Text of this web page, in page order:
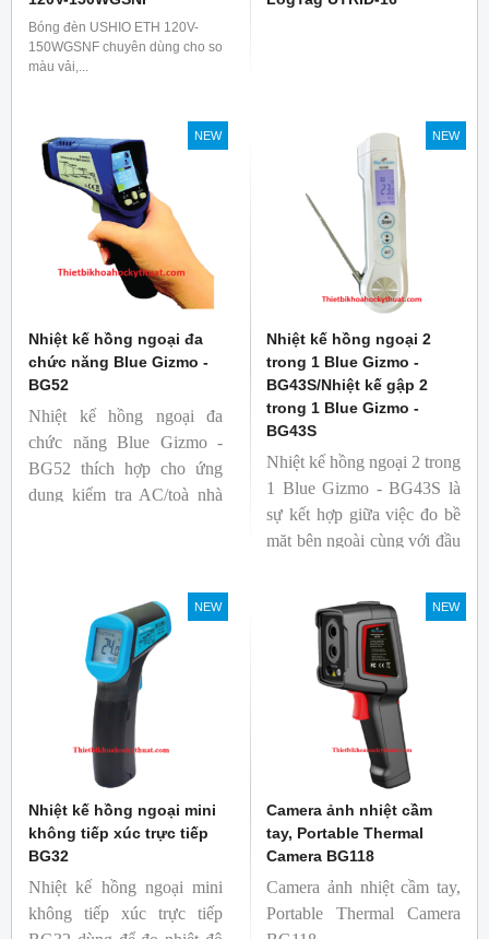
Bóng đèn USHIO ETH 120V-
150WGSNF chuyên dùng cho so
màu vải,...
NEW
Nhiệt kế hồng ngoại đa
chức năng Blue Gizmo -
BG52
Nhiệt kế hồng ngoại đa
chức năng Blue Gizmo -
BG52 thích hợp cho ứng
dụng kiểm tra AC/toà nhà
NEW
Nhiệt kế hồng ngoại 2
trong 1 Blue Gizmo -
BG43S/Nhiệt kế gập 2
trong 1 Blue Gizmo -
BG43S
Nhiệt kế hồng ngoại 2 trong
1 Blue Gizmo - BG43S là
sự kết hợp giữa việc đo bề
mặt bên ngoài cùng với đầu
Nhiệt kế thích hợp cho
ngành công nghiệp thực
NEW
Nhiệt kế hồng ngoại mini
không tiếp xúc trực tiếp
BG32
Nhiệt kế hồng ngoại mini
không tiếp xúc trực tiếp
NEW
Camera ảnh nhiệt cầm
tay, Portable Thermal
Camera BG118
Camera ảnh nhiệt cầm tay,
Portable Thermal Camera